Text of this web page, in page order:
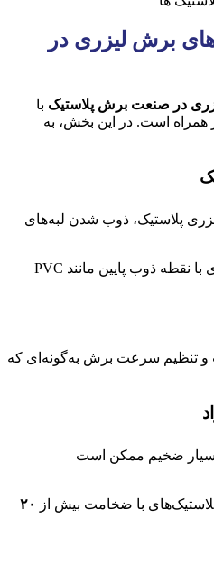
برش لیزری در
در صنعت برش پلاستیک با
همراه است. در این بخش، به
پلاستیک، ذوب شدن لبه‌های
این مسئله به‌ویژه در پلاستیک‌های با نقطه ذوب پایین مانند PVC
و تنظیم سرعت برش به‌گونه‌ای که
ضخیم ممکن است
با ضخامت بیش از
۲۰